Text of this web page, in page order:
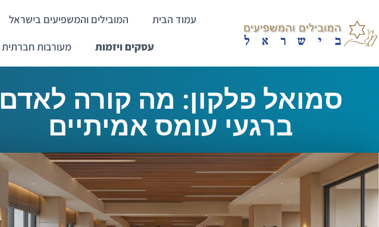
עמוד הבית המובילים והמשפיעים בישראל
עסקים ויזמות
מעורבות חברתית
סמואל פלקון: מה קורה לאדם
ברגעי עומס אמיתיים
ראשי>סמואל פלקון: מה קורה לאדם ברגעי עומס אמיתיים